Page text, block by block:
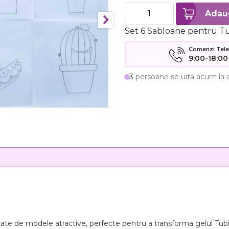
Set 6 Sabloane pentru
Comenzi
9:00-
3 persoane se uită acum la
de modele atractive, perfecte pentru a transforma gelul